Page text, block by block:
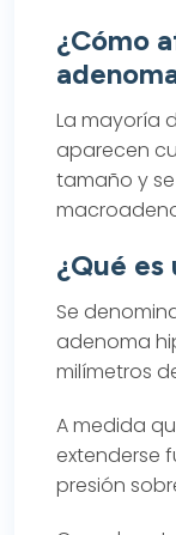
¿Cómo
La mayoría
aparecen
tamaño y
¿Qué es
Se
adenoma
milímetros
A medida
extenderse
presión